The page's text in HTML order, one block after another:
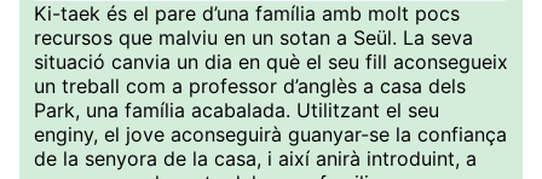
Ki-taek és el pare d’una família amb molt pocs
recursos que malviu en un sotan a Seül. La seva
situació canvia un dia en què el seu fill aconsegueix
un treball com a professor d’anglès a casa dels
Park, una família acabalada. Utilitzant el seu
enginy, el jove aconseguirà guanyar-se la confiança
de la senyora de la casa, i així anirà introduint, a